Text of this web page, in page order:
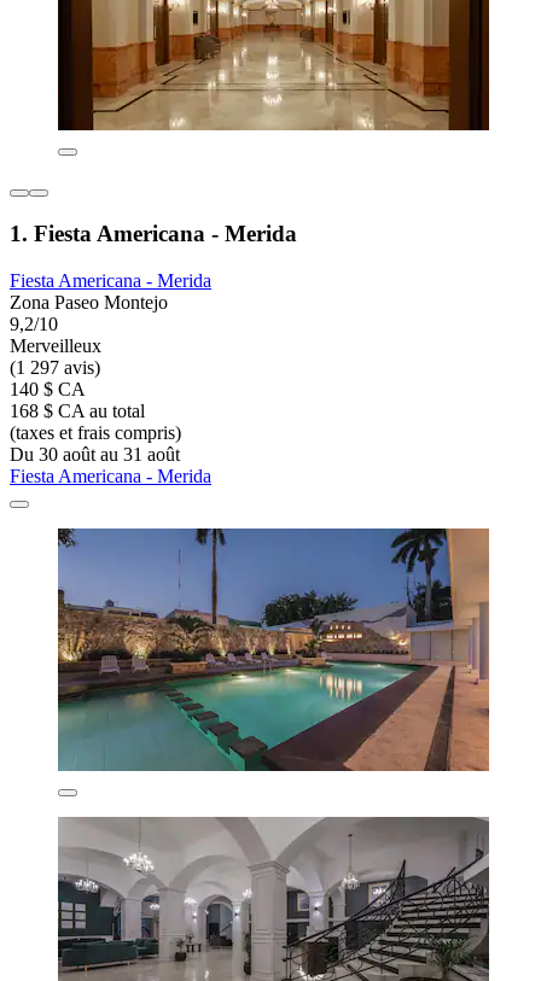
1. Fiesta Americana - Merida
Fiesta Americana - Merida
Zona Paseo Montejo
9,2/10
Merveilleux
(1 297 avis)
140 $ CA
168 $ CA au total
(taxes et frais compris)
Du 30 août au 31 août
Fiesta Americana - Merida